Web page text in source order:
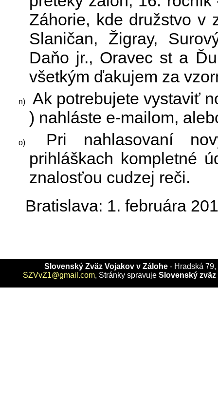
Záhorie, kde družstvo v
Slaničan, Žigray,
Daňo jr., Oravec st a
všetkým ďakujem za
Ak potrebujete vystaviť
) nahláste e-mailom,
Pri nahlasovaní
prihláškach kompletné
znalosťou cudzej reči.
Bratislava: 1. februára
Slovenský Zväz Vojakov v Zálohe - Hradská
SZVvZ1@gmail.com, Stránky spravuje Slovenský